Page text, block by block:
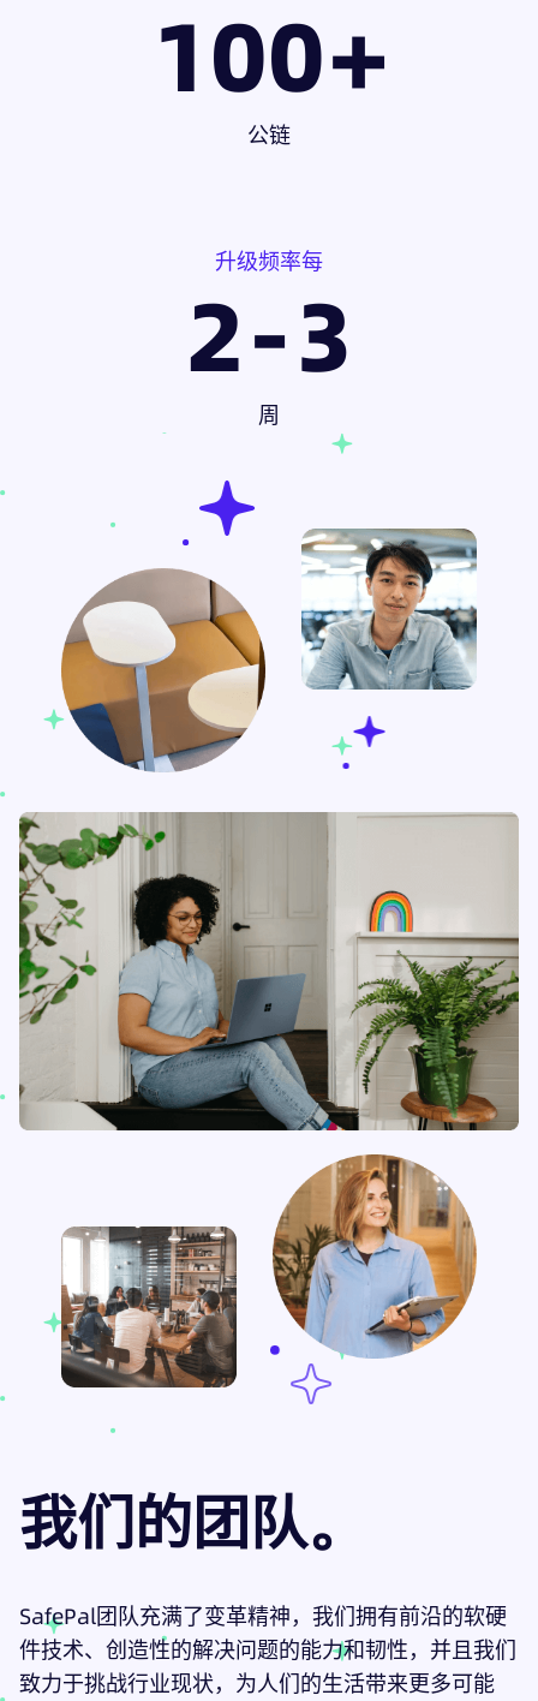
100+
公链
升级频率每
2-3
周
我们的团队。
SafePal团队充满了变革精神，我们拥有前沿的软硬
件技术、创造性的解决问题的能力和韧性，并且我们
致力于挑战行业现状，为人们的生活带来更多可能